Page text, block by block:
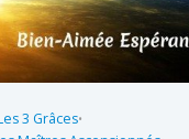
3 Grâces•